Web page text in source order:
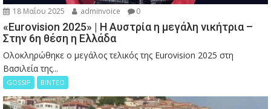
18 Μαΐου 2025 adminvoice 0
«Eurovision 2025» | Η Αυστρία η μεγάλη νικήτρια –
Στην 6η θέση η Ελλάδα
Ολοκληρώθηκε ο μεγάλος τελικός της Eurovision 2025 στη
Βασιλεία της...
GOSSIP ΒΙΝΤΕΟ